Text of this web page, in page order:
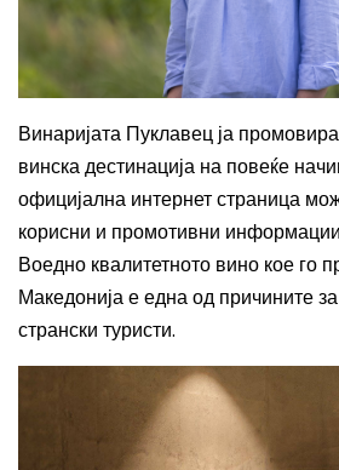
Винаријата Пуклавец ја
винска дестинација на повеќе
официјална интернет страница
корисни и промотивни
Воедно квалитетното вино кое го
Македонија е една од причините
странски туристи.